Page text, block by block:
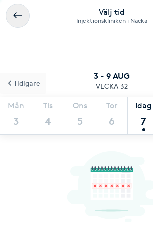
Välj tid
Injektionskliniken i Nacka
3 - 9 AUG
VECKA 32
Mån
3
Tis
4
Ons
5
Tor
6
Idag
7
Tidigare